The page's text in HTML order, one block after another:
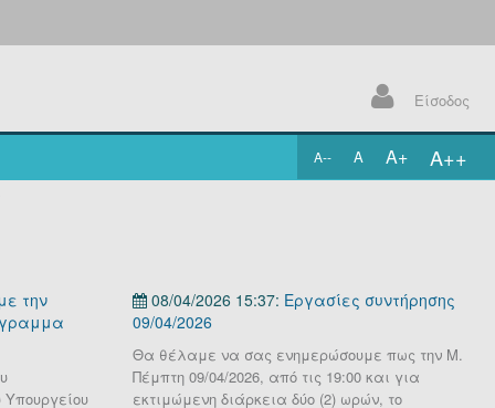
Είσοδος
A-- A A+ A++
την
08/04/2026 15:37: Εργασίες συντήρησης
09/04/2026
Θα θέλαμε να σας ενημερώσουμε πως την Μ.
Πέμπτη 09/04/2026, από τις 19:00 και για
εκτιμώμενη διάρκεια δύο (2) ωρών, το